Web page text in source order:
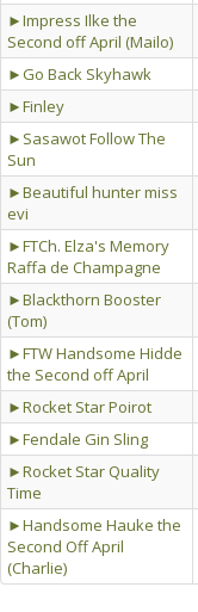
►Impress Ilke the
Second off April (Mailo)
►Go Back Skyhawk
►Finley
►Sasawot Follow The
Sun
►Beautiful hunter miss
evi
►FTCh. Elza's Memory
Raffa de Champagne
►Blackthorn Booster
(Tom)
►FTW Handsome Hidde
the Second off April
►Rocket Star Poirot
►Fendale Gin Sling
►Rocket Star Quality
Time
►Handsome Hauke the
Second Off April
(Charlie)